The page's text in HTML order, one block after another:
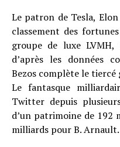
Le patron de Tesla,
classement des
groupe de luxe
d’après les données
Bezos complète le tiercé
Le fantasque
Twitter depuis
d’un patrimoine de 192
milliards pour B. Arnault.